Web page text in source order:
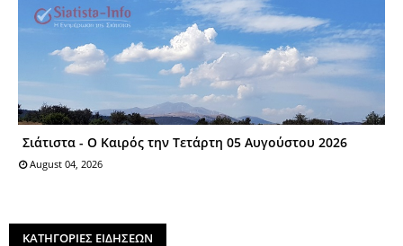
Σιάτιστα - Ο Καιρός την Τετάρτη 05 Αυγούστου 2026
August 04, 2026
ΚΑΤΗΓΟΡΙΕΣ ΕΙΔΗΣΕΩΝ